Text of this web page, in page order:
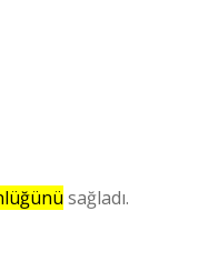
sağladı.